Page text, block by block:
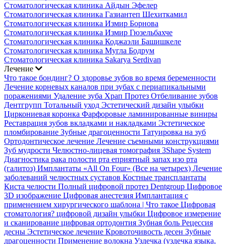
Стоматологическая клиника Айдын Эфелер
Стоматологическая клиника Газиантеп Шехиткамил
Стоматологическая клиника Измир Борнова
Стоматологическая клиника Измир Гюзельбахче
Стоматологическая клиника Коджаэли Башишкеле
Стоматологическая клиника Мугла Бодрум
Стоматологическая клиника Sakarya Serdivan
Лечение
Что такое бондинг? О здоровье зубов во время беременности
Лечение корневых каналов при зубах с периапикальными
поражениями Удаление зуба Храп Протез Отбеливание зубов
Дентгрупп Тотальный уход Эстетический дизайн улыбки
Циркониевая коронка Фарфоровые ламинированные виниры
Реставрация зубов вкладками и накладками Эстетическое
пломбирование Зубные драгоценности Татуировка на зуб
Ортодонтическое лечение Лечение съемными конструкциями
Зуб мудрости Челюстно-лицевая томография 3Shape System
Диагностика рака полости рта еприятный запах изо рта
(галитоз) Имплантаты «All On Four» (Все на четырех) Лечение
заболеваний челюстных суставов Костные трансплантаты
Киста челюсти Полный цифровой протез Dentgroup Цифровое
3D изображение Цифровая анестезия Имплантация с
применением хирургического шаблона | Что такое Цифровая
стоматология? цифровой дизайн улыбки Цифровое измерение
и сканирование цифровая ортодонтия Зубная боль Рецессия
десны Эстетическое лечение Кровоточивость десен Зубные
драгоценности Применение волокна Уздечка (уздечка языка,